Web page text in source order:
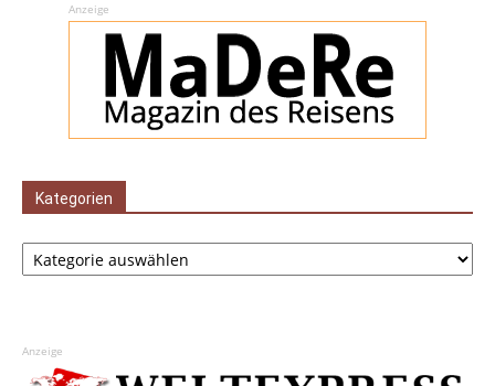
Anzeige
Kategorien
Kategorien
Anzeige